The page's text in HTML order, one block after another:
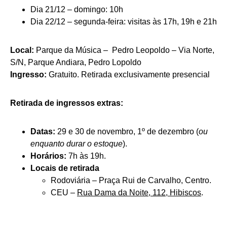
Dia 21/12 – domingo: 10h
Dia 22/12 – segunda-feira: visitas às 17h, 19h e 21h
Local: Parque da Música – Pedro Leopoldo – Via Norte,
S/N, Parque Andiara, Pedro Lopoldo
Ingresso: Gratuito. Retirada exclusivamente presencial
Retirada de ingressos extras:
Datas: 29 e 30 de novembro, 1º de dezembro (ou
enquanto durar o estoque).
Horários: 7h às 19h.
Locais de retirada
Rodoviária – Praça Rui de Carvalho, Centro.
CEU – Rua Dama da Noite, 112, Hibiscos.